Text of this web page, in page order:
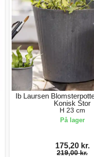
Ib Laursen
Konisk Stor
H 23 cm
På lager
175,20 kr.
219,00 kr.